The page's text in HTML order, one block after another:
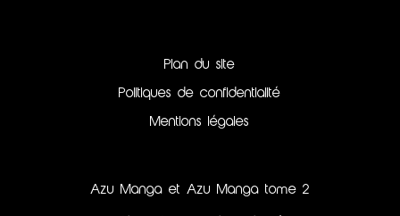
Plan du site
Politiques de confidentialité
Mentions légales
Azu Manga et Azu Manga tome 2